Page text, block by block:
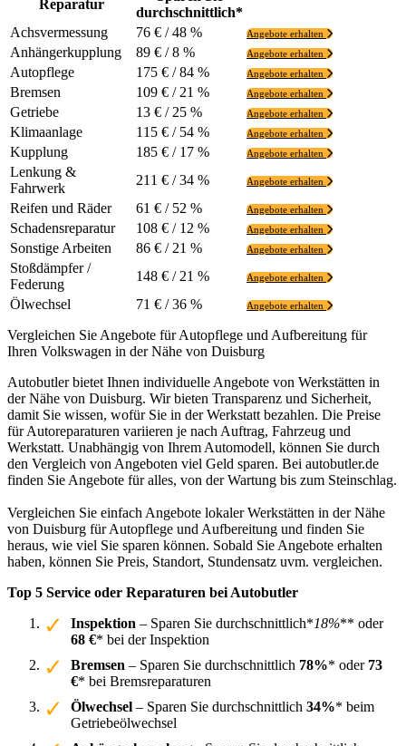
Reparatur
durchschnittlich*
Achsvermessung
76 € / 48 % Angebote erhalten
Anhängerkupplung 89 € / 8 % Angebote erhalten
Autopflege 175 € / 84 % Angebote erhalten
Bremsen 109 € / 21 % Angebote erhalten
Getriebe 13 € / 25 % Angebote erhalten
Klimaanlage 115 € / 54 % Angebote erhalten
Kupplung 185 € / 17 % Angebote erhalten
Lenkung &
Fahrwerk
211 € / 34 % Angebote erhalten
Reifen und Räder 61 € / 52 % Angebote erhalten
Schadensreparatur 108 € / 12 % Angebote erhalten
Sonstige Arbeiten 86 € / 21 % Angebote erhalten
Stoßdämpfer /
Federung
148 € / 21 % Angebote erhalten
Ölwechsel 71 € / 36 % Angebote erhalten
Vergleichen Sie Angebote für Autopflege und Aufbereitung für
Ihren Volkswagen in der Nähe von Duisburg
Autobutler bietet Ihnen individuelle Angebote von Werkstätten in
der Nähe von Duisburg. Wir bieten Transparenz und Sicherheit,
damit Sie wissen, wofür Sie in der Werkstatt bezahlen. Die Preise
für Autoreparaturen variieren je nach Auftrag, Fahrzeug und
Werkstatt. Unabhängig von Ihrem Automodell, können Sie durch
den Vergleich von Angeboten viel Geld sparen. Bei autobutler.de
finden Sie Angebote für alles, von der Wartung bis zum Steinschlag.
Vergleichen Sie einfach Angebote lokaler Werkstätten in der Nähe
von Duisburg für Autopflege und Aufbereitung und finden Sie
heraus, wie viel Sie sparen können. Sobald Sie Angebote erhalten
haben, können Sie Preis, Standort, Stundensatz uvm. vergleichen.
Top 5 Service oder Reparaturen bei Autobutler
Inspektion – Sparen Sie durchschnittlich*18%** oder
68 €* bei der Inspektion
Bremsen – Sparen Sie durchschnittlich 78%* oder 73
€* bei Bremsreparaturen
Ölwechsel – Sparen Sie durchschnittlich 34%* beim
Getriebeölwechsel